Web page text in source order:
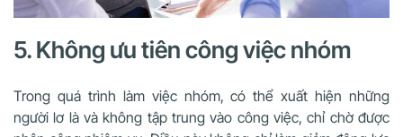
5. Không ưu tiên công việc nhóm
Trong quá trình làm việc nhóm, có thể xuất hiện những
người lơ là và không tập trung vào công việc, chỉ chờ được